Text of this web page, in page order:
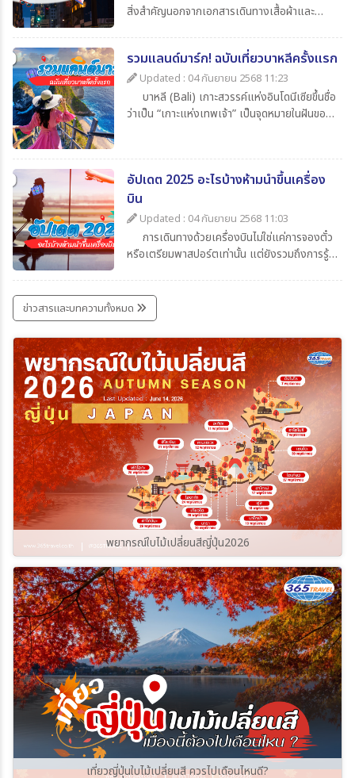
สิ่งสำคัญนอกจากเอกสารเดินทางเสื้อผ้าและ
ข้ามก็คือความรู้เกี่ยวกับเวลาในประเทศปลายทาง
ว่าต่างจากประเทศไทยกี่ชั่วโมงเพื่อจะได้ปรับ
นาฬิกาให้ตรงตามไทม์โซน และยังช่วยให้สื่อสาร
ตรงกับเมืองไทยโดยในบทความนี้ได้รวบรวมข้อมูล
น่าสนใจเกี่ยวกับเวลาที่ไทยต่างจากประเทศอื่น มา
รวมแลนด์มาร์ก! ฉบับเที่ยวบาหลีครั้งแรก
Updated : 04 กันยายน 2568 11:23
บาหลี (Bali) เกาะสวรรค์แห่งอินโดนีเซียขึ้นชื่อ
ว่าเป็น “เกาะแห่งเทพเจ้า” เป็นจุดหมายในฝันของ
สุด ๆ สำหรับใครที่กำลังจะไปบาหลีครั้งแรกและยัง
ไม่รู้จะเริ่มที่ไหน วันนี้ 365Travel(ทัวร์365วัน) ได้
รวม แลนด์มาร์กห้ามพลาด มาให้แล้ว
อัปเดต 2025 อะไรบ้างห้ามนำขึ้นเครื่อง
บิน
Updated : 04 กันยายน 2568 11:03
การเดินทางด้วยเครื่องบินไม่ใช่แค่การจองตั๋ว
หรือเตรียมพาสปอร์ตเท่านั้น แต่ยังรวมถึงการรู้
ต่อการถูกยึด ปรับ หรือถูกปฏิเสธการเดินทางได้
บทความนี้รวบรวมรายการ ล่าสุดปี 2025 มาให้ได้
เช็กกันก่อนเก็บกระเป๋าเที่ยว เพื่อให้การเดินทาง
ราบรื่นและปลอดภัยที่สุด ไปกับ
365Travel(ทัวร์365วัน)
ข่าวสารและบทความทั้งหมด
พยากรณ์ใบไม้เปลี่ยนสีญี่ปุ่น2026
เที่ยวญี่ปุ่นใบไม้เปลี่ยนสี ควรไปเดือนไหนดี?